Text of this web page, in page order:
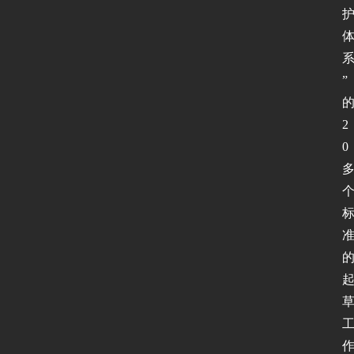
护
体
系
”
的
2
0
多
个
标
准
的
起
草
工
作